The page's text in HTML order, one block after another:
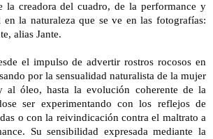
la creadora del cuadro, de la performance y
en la naturaleza que se ve en las fotografías:
alias Jante.
el impulso de advertir rostros rocosos en
por la sensualidad naturalista de la mujer
al óleo, hasta la evolución coherente de la
ser experimentando con los reflejos de
o con la reivindicación contra el maltrato a
Su sensibilidad expresada mediante la